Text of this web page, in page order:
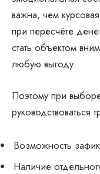
важна, чем
при пересчёте
стать объектом
любую выгоду.
Поэтому при
руководствоваться
Возможность
Наличие